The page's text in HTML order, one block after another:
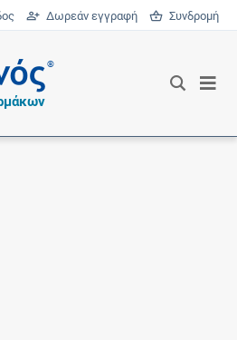
Δωρεάν εγγραφή Συνδρομή
®